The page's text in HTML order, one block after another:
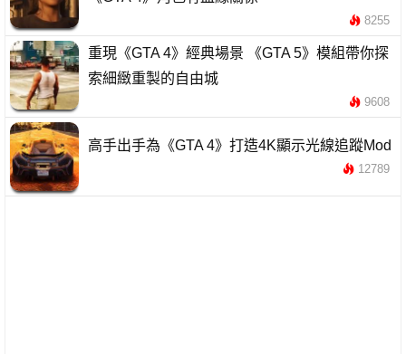
8255
重現《GTA 4》經典場景 《GTA 5》模組帶你探
索細緻重製的自由城
9608
高手出手為《GTA 4》打造4K顯示光線追蹤Mod
12789